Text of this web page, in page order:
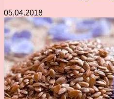
05.04.2018